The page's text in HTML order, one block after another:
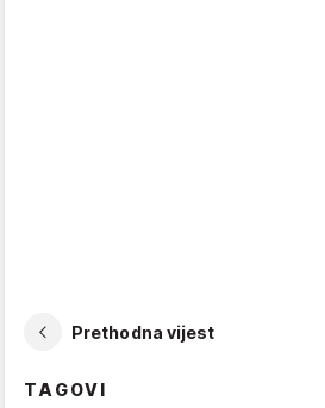
Prethodna vijest
TAGOVI